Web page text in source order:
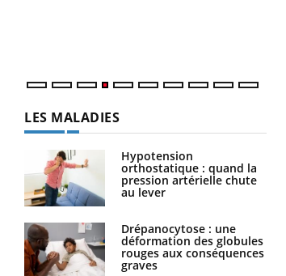
LES MALADIES
Hypotension
orthostatique : quand la
pression artérielle chute
au lever
Drépanocytose : une
déformation des globules
rouges aux conséquences
graves